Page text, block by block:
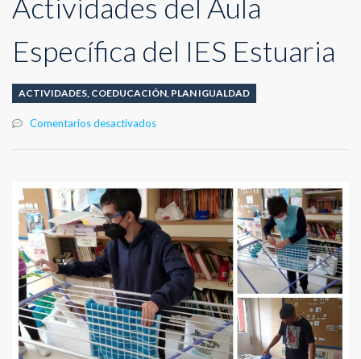
Actividades del Aula
Específica del IES Estuaria
ACTIVIDADES, COEDUCACIÓN, PLAN IGUALDAD
Comentarios desactivadosen
Actividades
Aula
Específica
del
IES
Estuaria